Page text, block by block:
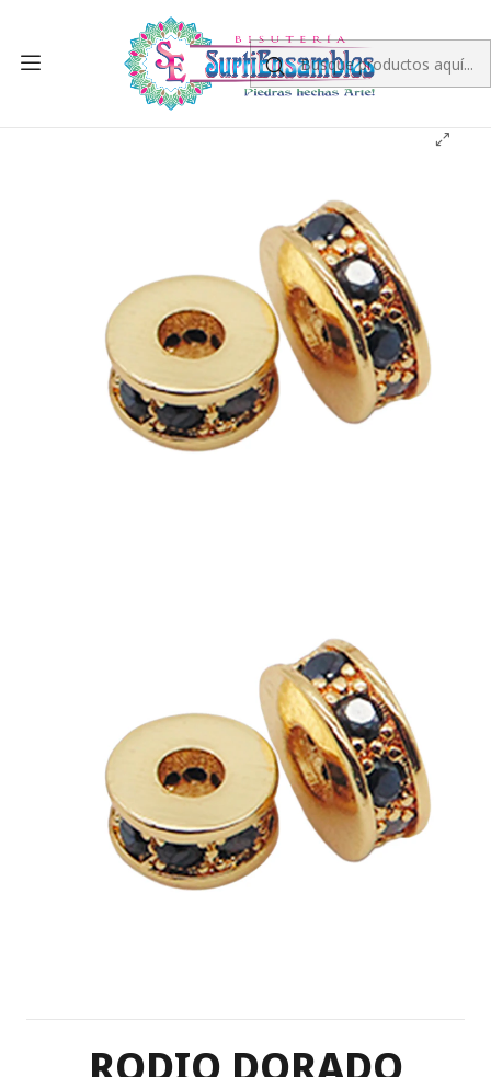
RODIO
RODIO DORADO SEPARADOR DISCO 6*4MM CIRCON
NEGRO